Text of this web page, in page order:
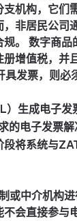
机构，它们
非居民公司
。 数字商品
增值税，并
发票，则必
生成电子发
的电子发票解
段将系统与
或中介机构
会直接参与